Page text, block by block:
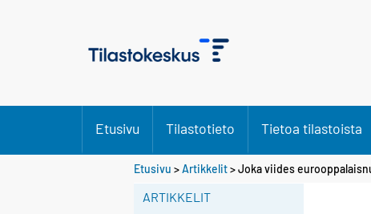
Etusivu Tilastotieto Tietoa tilastoista
Etusivu >Artikkelit> Joka viides
ARTIKKELIT
S